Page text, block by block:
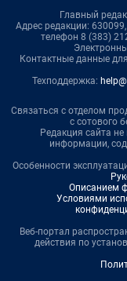
Главный
Адрес редакции:
телефон 8 (383)
Контактные данные
Техподдержка:
Связаться с отделом
с сотового
Редакция сайта не
информации,
Особенности
Описанием
Условиями
Веб-портал
действия по